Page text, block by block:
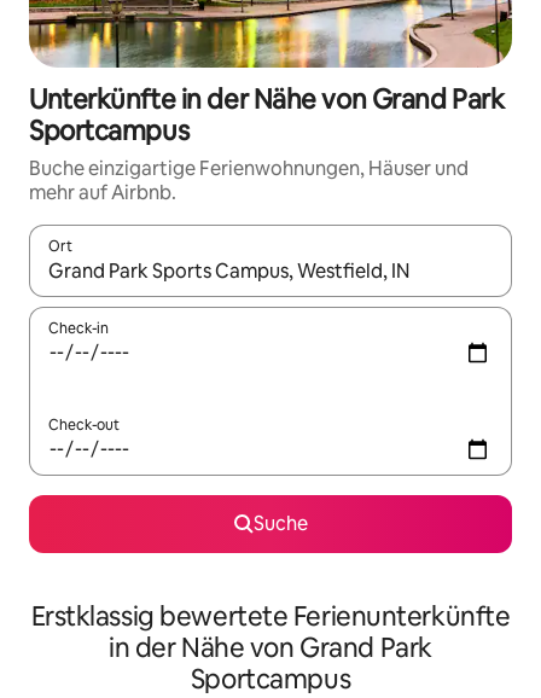
Unterkünfte in der Nähe von Grand Park
Sportcampus
Buche einzigartige Ferienwohnungen, Häuser und
mehr auf Airbnb.
Ort
Wenn Ergebnisse verfügbar sind, navigiere mit den
Check-in
Check-out
Suche
Erstklassig bewertete Ferienunterkünfte
in der Nähe von Grand Park
Sportcampus